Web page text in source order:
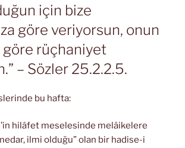
için bize
göre veriyorsun, onun
göre rüçhaniyet
– Sözler 25.2.2.5.
bu hafta:
hilâfet meselesinde melâikelere
ilmi olduğu” olan bir hadise-i